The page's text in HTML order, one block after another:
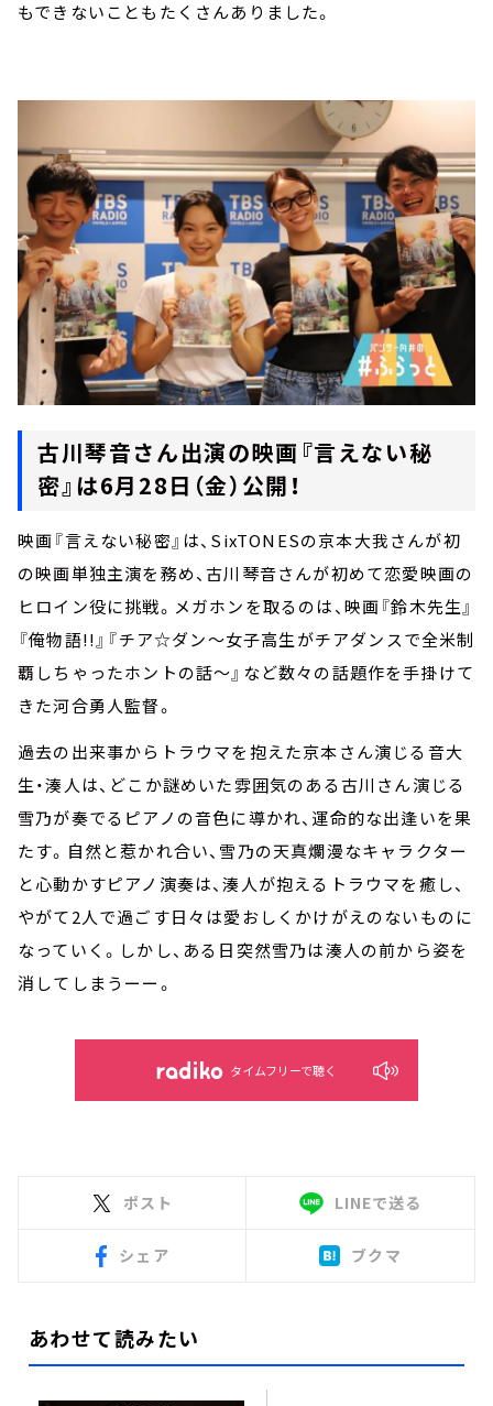
もできないこともたくさんありました。
古川琴音さん出演の映画『言えない秘
密』は6月28日（金）公開！
映画『言えない秘密』は、SixTONESの京本大我さんが初
の映画単独主演を務め、古川琴音さんが初めて恋愛映画の
ヒロイン役に挑戦。メガホンを取るのは、映画『鈴木先生』
『俺物語!!』『チア☆ダン～女子高生がチアダンスで全米制
覇しちゃったホントの話～』など数々の話題作を手掛けて
きた河合勇人監督。
過去の出来事からトラウマを抱えた京本さん演じる音大
生・湊人は、どこか謎めいた雰囲気のある古川さん演じる
雪乃が奏でるピアノの音色に導かれ、運命的な出逢いを果
たす。自然と惹かれ合い、雪乃の天真爛漫なキャラクター
と心動かすピアノ演奏は、湊人が抱えるトラウマを癒し、
やがて2人で過ごす日々は愛おしくかけがえのないものに
なっていく。しかし、ある日突然雪乃は湊人の前から姿を
消してしまうーー。
タイムフリーで聴く
ポスト LINEで送る
シェア ブクマ
あわせて読みたい